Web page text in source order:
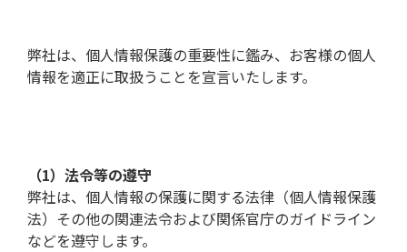
弊社は、個人情報保護の重要性に鑑み、お客様の個人
情報を適正に取扱うことを宣言いたします。
（1）法令等の遵守
弊社は、個人情報の保護に関する法律（個人情報保護
法）その他の関連法令および関係官庁のガイドライン
などを遵守します。